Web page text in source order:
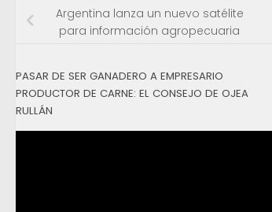
Argentina lanza un nuevo satélite
para información agropecuaria
PASAR DE SER GANADERO A EMPRESARIO
PRODUCTOR DE CARNE: EL CONSEJO DE OJEA
RULLÁN